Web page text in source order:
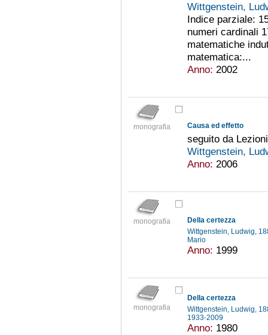
Wittgenstein,
Indice parziale:
numeri cardinali
matematiche
matematica:...
Anno: 2002
monografia Causa ed effetto
seguito da
Wittgenstein,
Anno: 2006
monografia
Della certezza
Wittgenstein, Ludwig,
Mario
Anno: 1999
monografia
Della certezza
Wittgenstein, Ludwig,
1933-2009
Anno: 1980